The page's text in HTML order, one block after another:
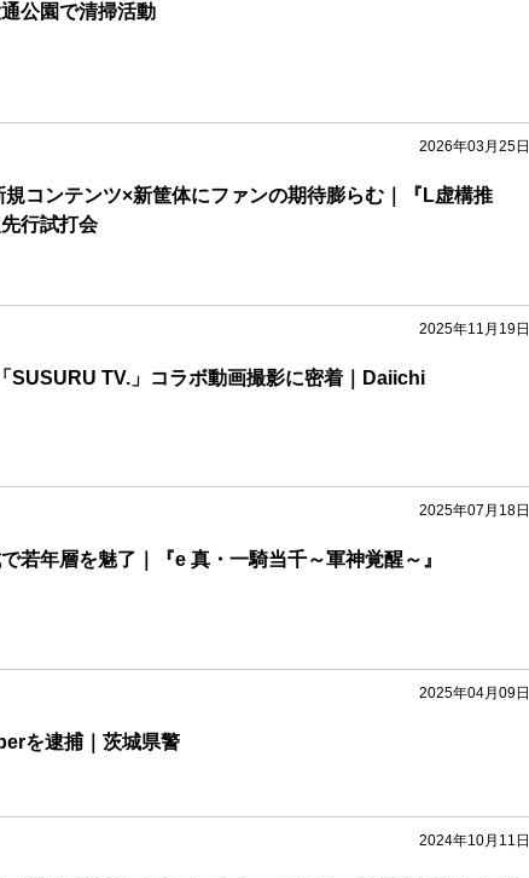
公園で清掃活動
2026年03月25日
コンテンツ×新筐体にファンの期待膨らむ｜『L虚構推
行試打会
2025年11月19日
SUSURU TV.」コラボ動画撮影に密着｜Daiichi
2025年07月18日
若年層を魅了｜『e 真・一騎当千～軍神覚醒～』
2025年04月09日
を逮捕｜茨城県警
2024年10月11日